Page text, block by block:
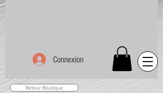
Connexion
Retour Boutique